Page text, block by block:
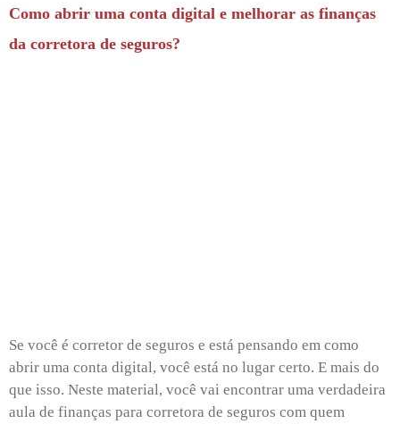
Como abrir uma conta digital e melhorar as finanças
da corretora de seguros?
Se você é corretor de seguros e está pensando em como
abrir uma conta digital, você está no lugar certo. E mais do
que isso. Neste material, você vai encontrar uma verdadeira
aula de finanças para corretora de seguros com quem